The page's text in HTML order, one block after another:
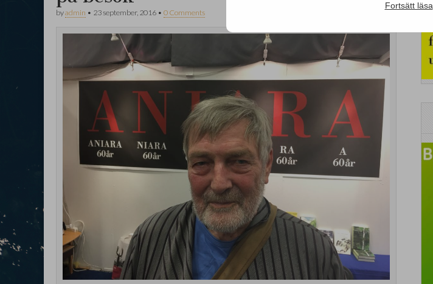
byadmin • 23 september, 2016 • 0 Comments
Fortsätt läsa